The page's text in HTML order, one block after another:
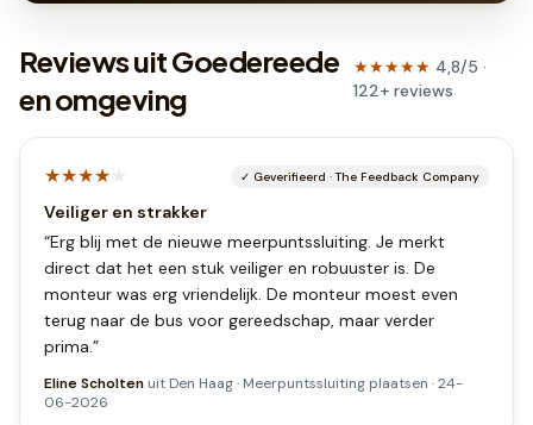
Reviews uit Goedereede
en omgeving
★★★★★ 4,8/5 ·
122+ reviews
★★★★★ ✓ Geverifieerd ·The Feedback Company
Veiliger en strakker
“Erg blij met de nieuwe meerpuntssluiting. Je merkt
direct dat het een stuk veiliger en robuuster is. De
monteur was erg vriendelijk. De monteur moest even
terug naar de bus voor gereedschap, maar verder
prima.”
Eline Scholten uit Den Haag· Meerpuntssluiting plaatsen ·24-
06-2026